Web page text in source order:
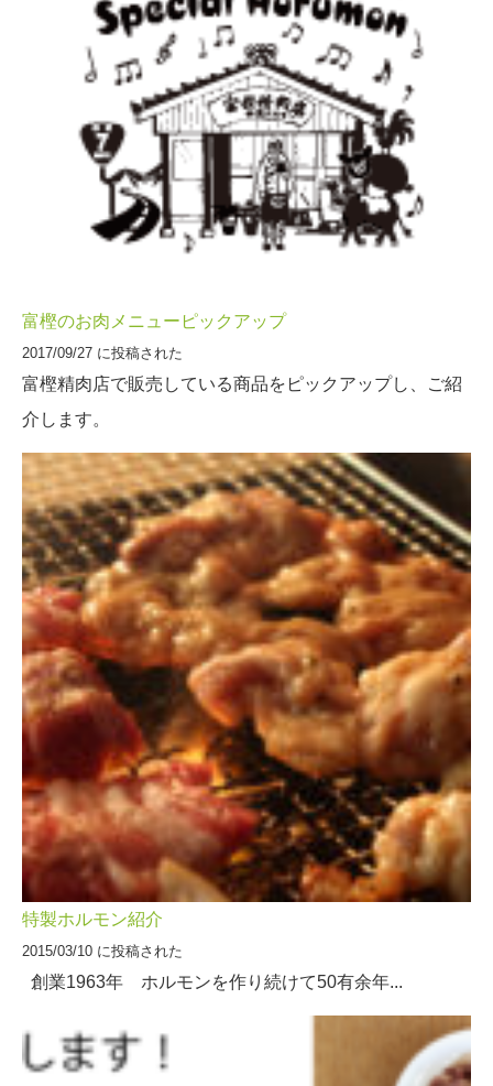
富樫のお肉メニューピックアップ
2017/09/27 に投稿された
富樫精肉店で販売している商品をピックアップし、ご紹
介します。
特製ホルモン紹介
2015/03/10 に投稿された
創業1963年 ホルモンを作り続けて50有余年...